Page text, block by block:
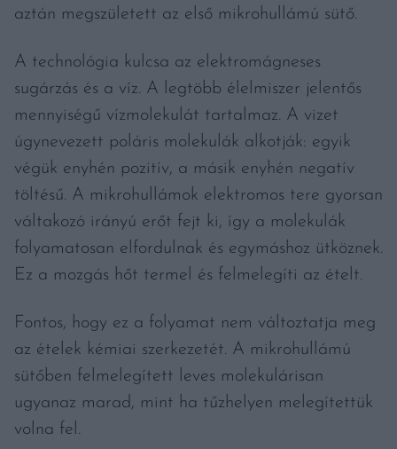
aztán megszületett az első mikrohullámú sütő.
A technológia kulcsa az elektromágneses
sugárzás és a víz. A legtöbb élelmiszer jelentős
mennyiségű vízmolekulát tartalmaz. A vizet
úgynevezett poláris molekulák alkotják: egyik
végük enyhén pozitív, a másik enyhén negatív
töltésű. A mikrohullámok elektromos tere gyorsan
váltakozó irányú erőt fejt ki, így a molekulák
folyamatosan elfordulnak és egymáshoz ütköznek.
Ez a mozgás hőt termel és felmelegíti az ételt.
Fontos, hogy ez a folyamat nem változtatja meg
az ételek kémiai szerkezetét. A mikrohullámú
sütőben felmelegített leves molekulárisan
ugyanaz marad, mint ha tűzhelyen melegítettük
volna fel.